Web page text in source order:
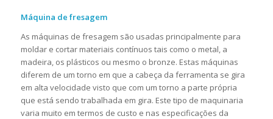
Máquina de fresagem
As máquinas de fresagem são usadas principalmente para
moldar e cortar materiais contínuos tais como o metal, a
madeira, os plásticos ou mesmo o bronze. Estas máquinas
diferem de um torno em que a cabeça da ferramenta se gira
em alta velocidade visto que com um torno a parte própria
que está sendo trabalhada em gira. Este tipo de maquinaria
varia muito em termos de custo e nas especificações da